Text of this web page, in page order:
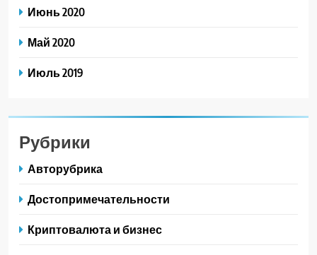
Июнь 2020
Май 2020
Июль 2019
Рубрики
Авторубрика
Достопримечательности
Криптовалюта и бизнес